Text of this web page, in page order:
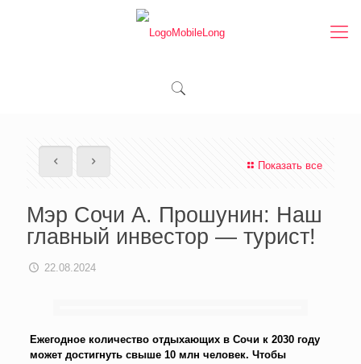
Показать все
Мэр Сочи А. Прошунин: Наш
главный инвестор — турист!
22.08.2024
Ежегодное количество отдыхающих в Сочи к 2030 году
может достигнуть свыше 10 млн человек. Чтобы